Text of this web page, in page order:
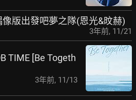
像版出發吧夢之隊(恩光&旼赫)
3年前, 11/21
TIME [Be Togeth
3年前, 11/13